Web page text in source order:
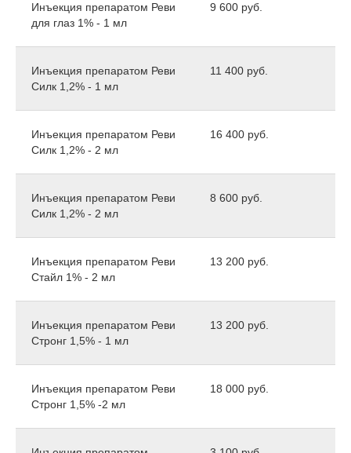
Инъекция препаратом Реви
для глаз 1% - 1 мл
9 600 руб.
Инъекция препаратом Реви
Силк 1,2% - 1 мл
11 400 руб.
Инъекция препаратом Реви
Силк 1,2% - 2 мл
16 400 руб.
Инъекция препаратом Реви
Силк 1,2% - 2 мл
8 600 руб.
Инъекция препаратом Реви
Стайл 1% - 2 мл
13 200 руб.
Инъекция препаратом Реви
Стронг 1,5% - 1 мл
13 200 руб.
Инъекция препаратом Реви
Стронг 1,5% -2 мл
18 000 руб.